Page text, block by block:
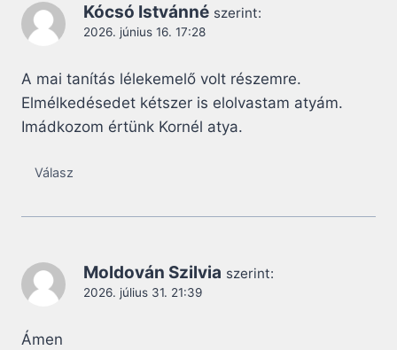
Kócsó Istvánné szerint:
2026. június 16. 17:28
A mai tanítás lélekemelő volt részemre.
Elmélkedésedet kétszer is elolvastam atyám.
Imádkozom értünk Kornél atya.
Válasz
Moldován Szilvia szerint:
2026. július 31. 21:39
Ámen